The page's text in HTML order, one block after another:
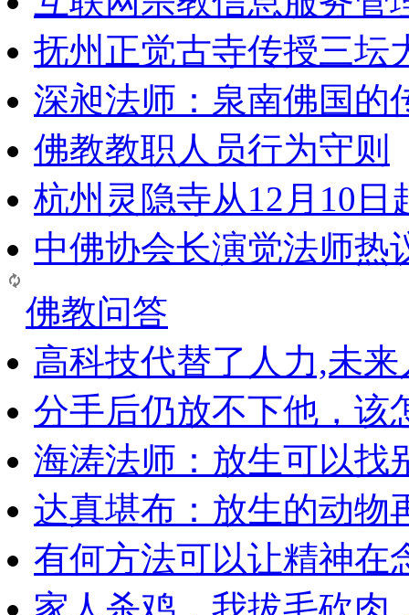
抚州正觉古寺传授三坛
深昶法师：泉南佛国的
佛教教职人员行为守则
杭州灵隐寺从12月10日
中佛协会长演觉法师热
佛教问答
高科技代替了人力,未
分手后仍放不下他，该
海涛法师：放生可以找
达真堪布：放生的动物
有何方法可以让精神在